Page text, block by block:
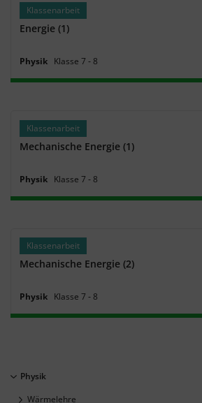
Klassenarbeit
Energie (1)
Physik Klasse 7 ‐ 8
Klassenarbeit
Mechanische Energie (1)
Physik Klasse 7 ‐ 8
Klassenarbeit
Mechanische Energie (2)
Physik Klasse 7 ‐ 8
Physik
Wärmelehre